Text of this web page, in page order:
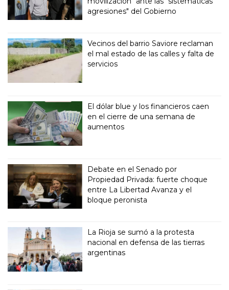
agresiones" del Gobierno
Vecinos del barrio Saviore reclaman
el mal estado de las calles y falta de
servicios
El dólar blue y los financieros caen
en el cierre de una semana de
aumentos
Debate en el Senado por
Propiedad Privada: fuerte choque
entre La Libertad Avanza y el
bloque peronista
La Rioja se sumó a la protesta
nacional en defensa de las tierras
argentinas